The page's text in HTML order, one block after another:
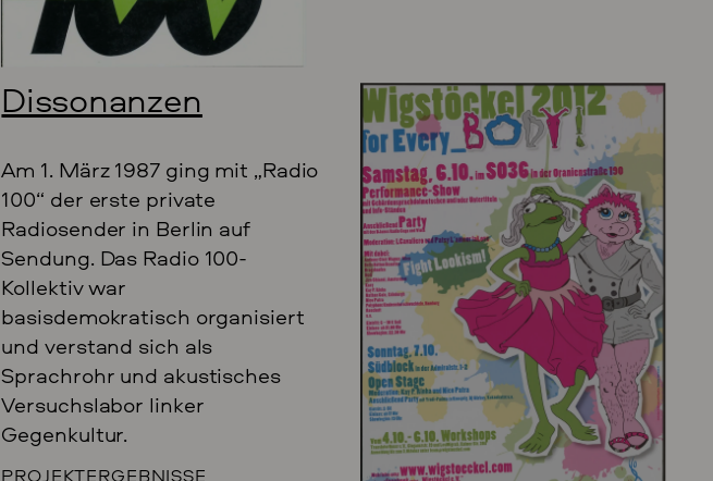
Dissonanzen
PROJEKTERGEBNISSE
Am 1. März 1987 ging mit „Radio
100“ der erste private
Radiosender in Berlin auf
Sendung. Das Radio 100-
Kollektiv war
basisdemokratisch organisiert
und verstand sich als
Sprachrohr und akustisches
Versuchslabor linker
Gegenkultur.